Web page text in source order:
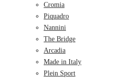
Cromia
Piquadro
Nannini
The Bridge
Arcadia
Made in Italy
Plein Sport